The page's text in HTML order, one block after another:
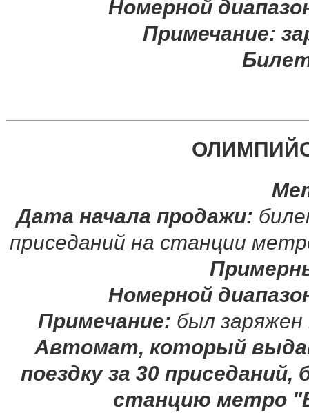
Номерной
Примечание:
Дата начала продажи:
приседаний на станции
Номерной
Примечание: был заряжен
Автомат, который
поездку за 30
станцию метро